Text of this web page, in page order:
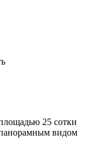
25 сотки
видом